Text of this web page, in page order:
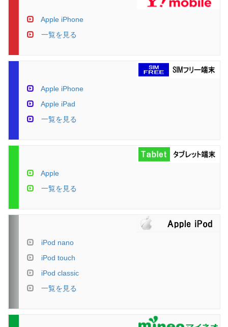
Apple iPhone
一覧を見る
Apple iPhone
Apple iPad
一覧を見る
Apple
一覧を見る
iPod nano
iPod touch
iPod classic
一覧を見る